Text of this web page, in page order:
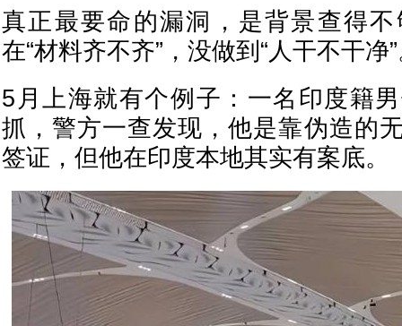
真正最要命的漏洞，是背景查得
在“材料齐不齐”，没做到“人干不干净
5月上海就有个例子：一名印度籍
抓，警方一查发现，他是靠伪造的
签证，但他在印度本地其实有案底。